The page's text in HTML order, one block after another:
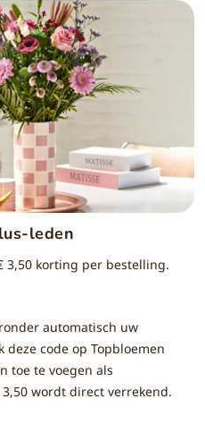
leden
3,50 korting per bestelling.
automatisch uw
deze code op Topbloemen
toe te voegen als
wordt direct verrekend.